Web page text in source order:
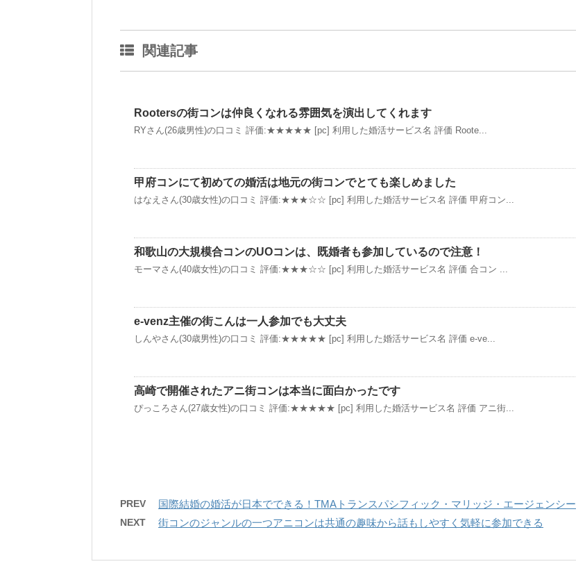
関連記事
Rootersの街コンは仲良くなれる雰囲気を演出してくれます
RYさん(26歳男性)の口コミ 評価:★★★★★ [pc] 利用した婚活サービス名 評価 Roote...
甲府コンにて初めての婚活は地元の街コンでとても楽しめました
はなえさん(30歳女性)の口コミ 評価:★★★☆☆ [pc] 利用した婚活サービス名 評価 甲府コン...
和歌山の大規模合コンのUOコンは、既婚者も参加しているので注意！
モーマさん(40歳女性)の口コミ 評価:★★★☆☆ [pc] 利用した婚活サービス名 評価 合コン ...
e-venz主催の街こんは一人参加でも大丈夫
しんやさん(30歳男性)の口コミ 評価:★★★★★ [pc] 利用した婚活サービス名 評価 e-ve...
高崎で開催されたアニ街コンは本当に面白かったです
ぴっころさん(27歳女性)の口コミ 評価:★★★★★ [pc] 利用した婚活サービス名 評価 アニ街...
PREV 国際結婚の婚活が日本でできる！TMAトランスパシフィック・マリッジ・エージェンシー
NEXT 街コンのジャンルの一つアニコンは共通の趣味から話もしやすく気軽に参加できる